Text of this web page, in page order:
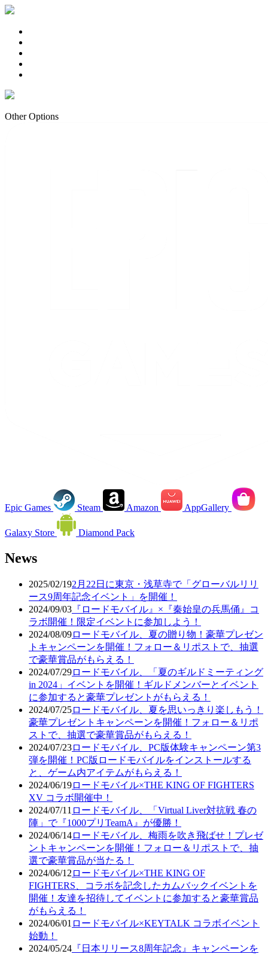
Other Options
Epic Games Steam Amazon AppGallery
Galaxy Store Diamond Pack
News
2025/02/192月22日に東京・浅草寺で「グローバルリリ
ース9周年記念イベント」を開催！
2024/09/03 『ロードモバイル』×『秦始皇の兵馬俑』コ
ラボ開催！限定イベントに参加しよう！
2024/08/09ロードモバイル、夏の贈り物！豪華プレゼン
トキャンペーンを開催！フォロー＆リポストで、抽選
で豪華賞品がもらえる！
2024/07/29ロードモバイル、「夏のギルドミーティング
in 2024」イベントを開催！ギルドメンバーとイベント
に参加すると豪華プレゼントがもらえる！
2024/07/25ロードモバイル、夏を思いっきり楽しもう！
豪華プレゼントキャンペーンを開催！フォロー＆リポ
ストで、抽選で豪華賞品がもらえる！
2024/07/23ロードモバイル、PC版体験キャンペーン第3
弾を開催！PC版ロードモバイルをインストールする
と、ゲーム内アイテムがもらえる！
2024/06/19ロードモバイル×THE KING OF FIGHTERS
XV コラボ開催中！
2024/07/11 ロードモバイル、「Virtual Liver対抗戦 春の
陣」で『1000プリTeamA』が優勝！
2024/06/14ロードモバイル、梅雨を吹き飛ばせ！プレゼ
ントキャンペーンを開催！フォロー＆リポストで、抽
選で豪華賞品が当たる！
2024/06/12 ロードモバイル×THE KING OF
FIGHTERS、コラボを記念したカムバックイベントを
開催！友達を招待してイベントに参加すると豪華賞品
がもらえる！
2024/06/01 ロードモバイル×KEYTALK コラボイベント
始動！
2024/05/24 『日本リリース8周年記念』キャンペーンを